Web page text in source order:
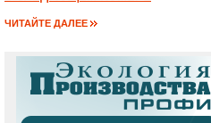
ЧИТАЙТЕ ДАЛЕЕ